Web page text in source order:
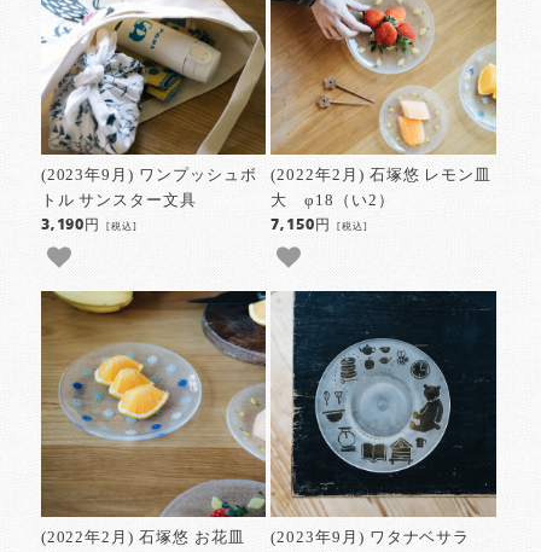
(2023年9月) ワンプッシュボ
トル サンスター文具
3,190円[税込]
(2022年2月) 石塚悠 レモン皿
大 φ18（い2）
7,150円 [税込]
(2022年2月) 石塚悠 お花皿
(2023年9月) ワタナベサラ